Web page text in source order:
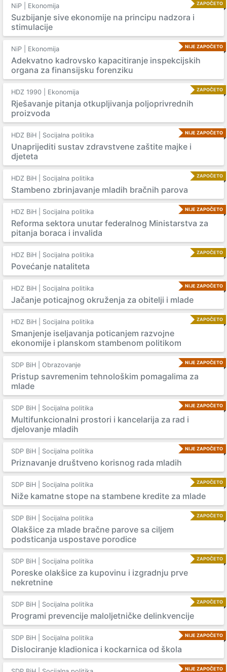
ZAPOČETO
NiP | Ekonomija
Suzbijanje sive ekonomije na principu nadzora i
stimulacije
NIJE ZAPOČETO
NiP | Ekonomija
Adekvatno kadrovsko kapacitiranje inspekcijskih
organa za finansijsku forenziku
ZAPOČETO
HDZ 1990 | Ekonomija
Rješavanje pitanja otkupljivanja poljoprivrednih
proizvoda
NIJE ZAPOČETO
HDZ BiH | Socijalna politika
Unaprijediti sustav zdravstvene zaštite majke i
djeteta
ZAPOČETO
HDZ BiH | Socijalna politika
Stambeno zbrinjavanje mladih bračnih parova
NIJE ZAPOČETO
HDZ BiH | Socijalna politika
Reforma sektora unutar federalnog Ministarstva za
pitanja boraca i invalida
ZAPOČETO
HDZ BiH | Socijalna politika
Povećanje nataliteta
NIJE ZAPOČETO
HDZ BiH | Socijalna politika
Jačanje poticajnog okruženja za obitelji i mlade
ZAPOČETO
HDZ BiH | Socijalna politika
Smanjenje iseljavanja poticanjem razvojne
ekonomije i planskom stambenom politikom
NIJE ZAPOČETO
SDP BiH | Obrazovanje
Pristup savremenim tehnološkim pomagalima za
mlade
NIJE ZAPOČETO
SDP BiH | Socijalna politika
Multifunkcionalni prostori i kancelarija za rad i
djelovanje mladih
NIJE ZAPOČETO
SDP BiH | Socijalna politika
Priznavanje društveno korisnog rada mladih
ZAPOČETO
SDP BiH | Socijalna politika
Niže kamatne stope na stambene kredite za mlade
ZAPOČETO
SDP BiH | Socijalna politika
Olakšice za mlade bračne parove sa ciljem
podsticanja uspostave porodice
ZAPOČETO
SDP BiH | Socijalna politika
Poreske olakšice za kupovinu i izgradnju prve
nekretnine
ZAPOČETO
SDP BiH | Socijalna politika
Programi prevencije maloljetničke delinkvencije
NIJE ZAPOČETO
SDP BiH | Socijalna politika
Dislociranje kladionica i kockarnica od škola
NIJE ZAPOČETO